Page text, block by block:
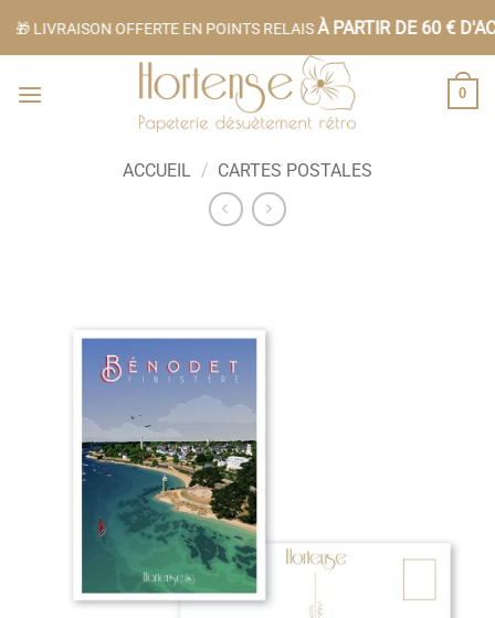
au
LIVRAISON OFFERTE EN POINTS RELAISÀ PARTIR DE 60 €
0
ACCUEIL / CARTES POSTALES